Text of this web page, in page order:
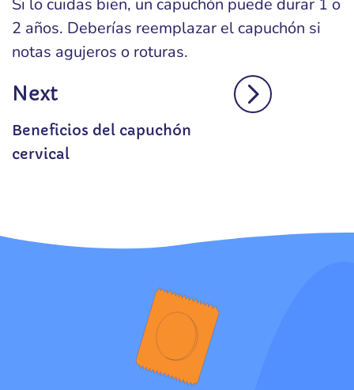
Si lo cuidas bien, un capuchón puede durar 1 o
2 años. Deberías reemplazar el capuchón si
notas agujeros o roturas.
Next
Beneficios del capuchón
cervical